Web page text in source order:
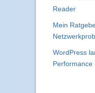
Reader
Mein
WordPress
Performance